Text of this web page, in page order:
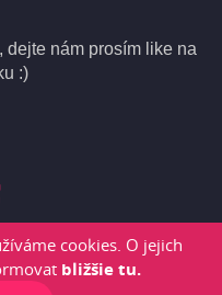
cookies. O jejich
bližšie tu.
dejte nám prosím like na
:)